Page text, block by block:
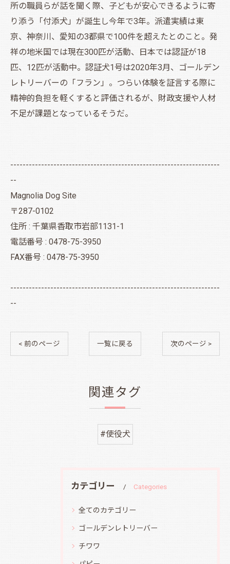
所の職員らが話を聞く際、子どもが安心できるように寄
り添う「付添犬」が誕生し今年で3年。派遣実績は東
京、神奈川、愛知の3都県で100件を超えたとのこと。発
祥の地米国では現在300匹が活動、日本では認証が18
匹、12匹が活動中。認証犬1号は2020年3月、ゴールデン
レトリーバーの「フラン」。つらい体験を証言する際に
精神的負担を軽くすると評価されるが、財政支援や人材
不足が課題となっているそうだ。
--------------------------------------------------------------------
--
Magnolia Dog Site
〒287-0102
住所 : 千葉県香取市岩部1131-1
電話番号 : 0478-75-3950
FAX番号 : 0478-75-3950
--------------------------------------------------------------------
--
< 前のページ 一覧に戻る 次のページ >
関連タグ
#使役犬
カテゴリー Categories
全てのカテゴリー
ゴールデンレトリーバー
チワワ